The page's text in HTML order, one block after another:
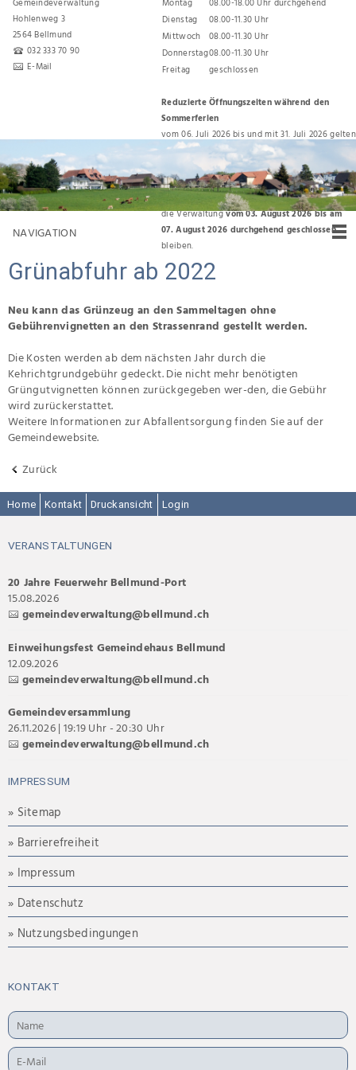
Hohlenweg 3
2564 Bellmund
032 333 70 90
E-Mail
Dienstag
08.00-11.30 Uhr
Mittwoch
08.00-11.30 Uhr
Donnerstag08.00-11.30 Uhr
Freitag
geschlossen
Reduzierte Öffnungszeiten während den
Sommerferien
vom 06. Juli 2026 bis und mit 31. Juli 2026 gelten
folgende Öffnungszeiten:
Montag, Dienstag, Donnerstag 08.00 Uhr bis
11.30 Uhr
Für den Umzug zurück ins Gemeindehaus wird
die Verwaltungvom 03. August 2026 bis am
07. August 2026 durchgehend geschlossen
bleiben.
NAVIGATION
Grünabfuhr ab 2022
Neu kann das Grünzeug an den Sammeltagen ohne
Gebührenvignetten an den Strassenrand gestellt werden.
Die Kosten werden ab dem nächsten Jahr durch die
Kehrichtgrundgebühr gedeckt. Die nicht mehr benötigten
Grüngutvignetten können zurückgegeben wer-den, die Gebühr
wird zurückerstattet.
Weitere Informationen zur Abfallentsorgung finden Sie auf der
Gemeindewebsite.
Zurück
Home Kontakt Druckansicht Login
VERANSTALTUNGEN
20 Jahre Feuerwehr Bellmund-Port
15.08.2026
gemeindeverwaltung@bellmund.ch
Einweihungsfest Gemeindehaus Bellmund
12.09.2026
gemeindeverwaltung@bellmund.ch
Gemeindeversammlung
26.11.2026 | 19:19 Uhr - 20:30 Uhr
gemeindeverwaltung@bellmund.ch
IMPRESSUM
» Sitemap
» Barrierefreiheit
» Impressum
» Datenschutz
» Nutzungsbedingungen
KONTAKT